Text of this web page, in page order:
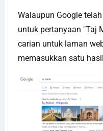
Walaupun Google
untuk pertanyaan "Taj
carian untuk laman
memasukkan satu